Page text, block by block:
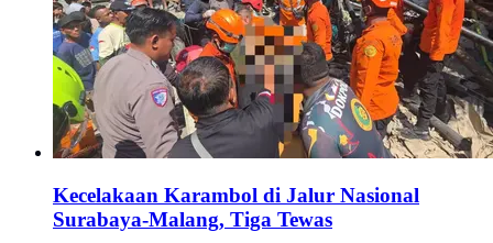
Kecelakaan Karambol di Jalur Nasional
Surabaya-Malang, Tiga Tewas